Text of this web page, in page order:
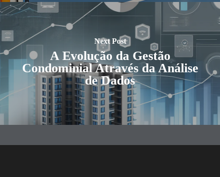
Next Post
A Evolução da Gestão
Condominial Através da Análise
de Dados